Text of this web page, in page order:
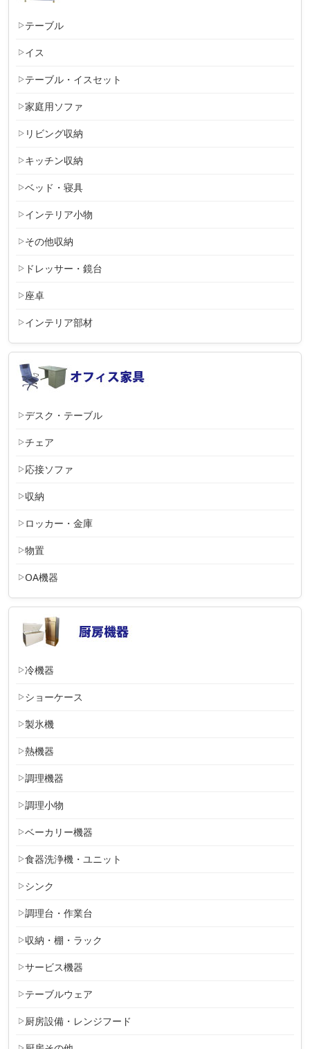
テーブル
イス
テーブル・イスセット
家庭用ソファ
リビング収納
キッチン収納
ベッド・寝具
インテリア小物
その他収納
ドレッサー・鏡台
座卓
インテリア部材
デスク・テーブル
チェア
応接ソファ
収納
ロッカー・金庫
物置
OA機器
冷機器
ショーケース
製氷機
熱機器
調理機器
調理小物
ベーカリー機器
食器洗浄機・ユニット
シンク
調理台・作業台
収納・棚・ラック
サービス機器
テーブルウェア
厨房設備・レンジフード